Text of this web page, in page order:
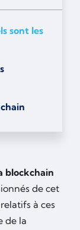
sont les
blockchain
de cet
à ces
de la